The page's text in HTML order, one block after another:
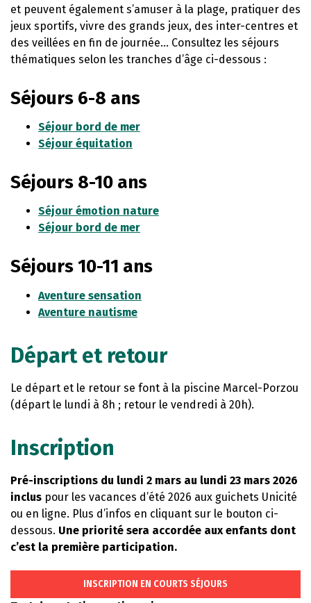
et peuvent également s’amuser à la plage, pratiquer des
jeux sportifs, vivre des grands jeux, des inter-centres et
des veillées en fin de journée… Consultez les séjours
thématiques selon les tranches d’âge ci-dessous :
Séjours 6-8 ans
Séjour bord de mer
Séjour équitation
Séjours 8-10 ans
Séjour émotion nature
Séjour bord de mer
Séjours 10-11 ans
Aventure sensation
Aventure nautisme
Départ et retour
Le départ et le retour se font à la piscine Marcel-Porzou
(départ le lundi à 8h ; retour le vendredi à 20h).
Inscription
Pré-inscriptions du lundi 2 mars au lundi 23 mars 2026
inclus pour les vacances d’été 2026 aux guichets Unicité
ou en ligne. Plus d’infos en cliquant sur le bouton ci-
dessous. Une priorité sera accordée aux enfants dont
c’est la première participation.
INSCRIPTION EN COURTS SÉJOURS